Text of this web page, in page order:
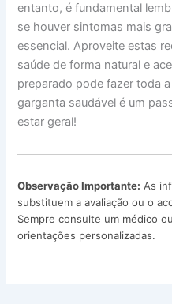
entanto, é fundamental
se houver sintomas mais
essencial. Aproveite estas
saúde de forma natural e
preparado pode fazer toda
garganta saudável é um
estar geral!
Observação Importante: As
substituem a avaliação ou o
Sempre consulte um médico
orientações personalizadas.